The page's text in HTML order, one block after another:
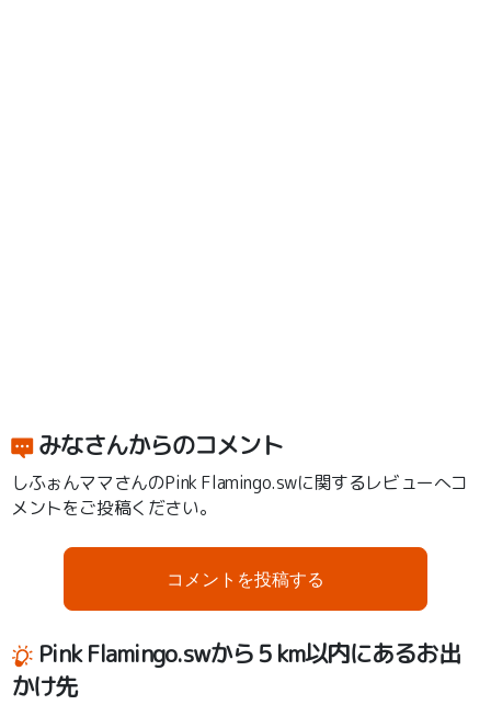
みなさんからのコメント
しふぉんママさんのPink Flamingo.swに関するレビューへコ
メントをご投稿ください。
コメントを投稿する
Pink Flamingo.swから５km以内にあるお出
かけ先